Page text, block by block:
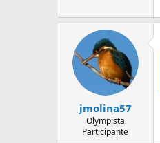
jmolina57
Olympista
Participante